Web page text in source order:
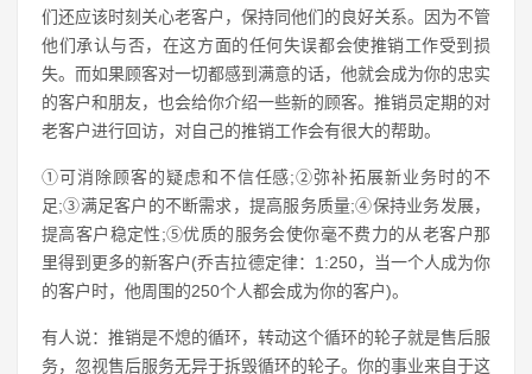
们还应该时刻关心老客户，保持同他们的良好关系。因为不管
他们承认与否，在这方面的任何失误都会使推销工作受到损
失。而如果顾客对一切都感到满意的话，他就会成为你的忠实
的客户和朋友，也会给你介绍一些新的顾客。推销员定期的对
老客户进行回访，对自己的推销工作会有很大的帮助。
①可消除顾客的疑虑和不信任感;②弥补拓展新业务时的不
足;③满足客户的不断需求，提高服务质量;④保持业务发展，
提高客户稳定性;⑤优质的服务会使你毫不费力的从老客户那
里得到更多的新客户(乔吉拉德定律：1:250，当一个人成为你
的客户时，他周围的250个人都会成为你的客户)。
有人说：推销是不熄的循环，转动这个循环的轮子就是售后服
务，忽视售后服务无异于拆毁循环的轮子。你的事业来自于这